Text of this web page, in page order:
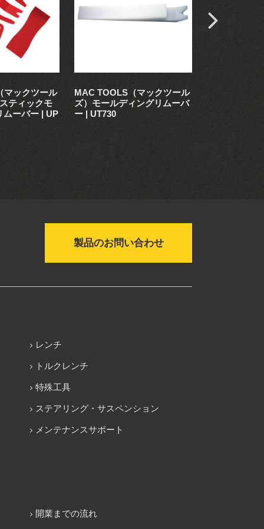
マックツール
ティックモ
ムーバー | UP
MAC TOOLS（マックツール
ズ）モールディングリムーバ
ー | UT730
製品のお問い合わせ
レンチ
トルクレンチ
特殊工具
ステアリング・サスペンション
メンテナンスサポート
開業までの流れ